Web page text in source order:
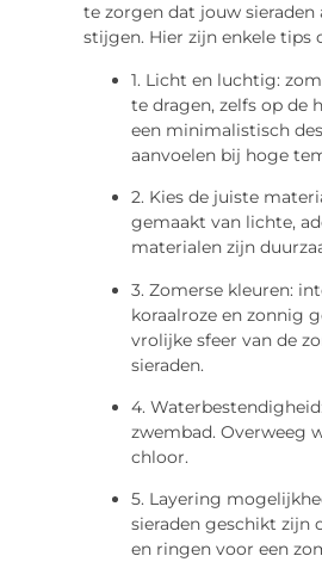
te zorgen dat jouw
stijgen. Hier zijn enkele tips
1. Licht en luchtig:
te dragen, zelfs op de
een minimalistisch
aanvoelen bij hoge
2. Kies de juiste
gemaakt van lichte,
materialen zijn
3. Zomerse kleuren:
koraalroze en zonnig
vrolijke sfeer van de
sieraden.
4.
zwembad. Overweeg
chloor.
5. Layering
sieraden geschikt zijn
en ringen voor een